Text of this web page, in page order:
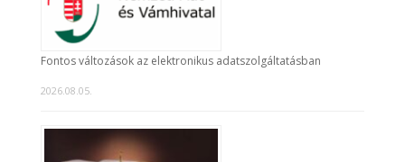
Fontos változások az elektronikus adatszolgáltatásban
2026.08.05.